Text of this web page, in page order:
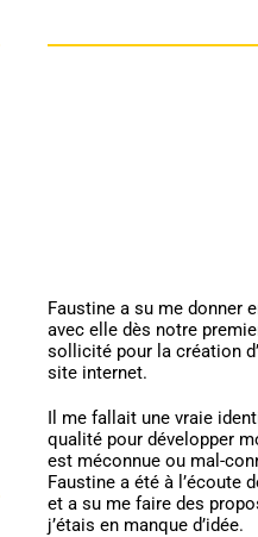
Faustine a su me donner
avec elle dès notre
sollicité pour la création
site internet.
Il me fallait une vraie
qualité pour développer
est méconnue ou mal-
Faustine a été à l’écoute
et a su me faire des
j’étais en manque d’idée.